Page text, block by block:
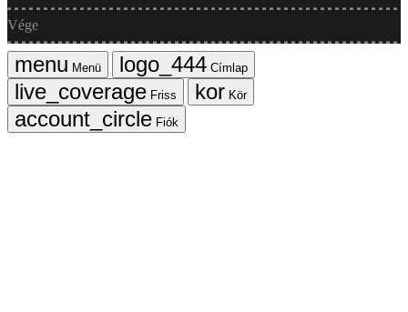
Vége
Menü
Címlap
Friss
Kör
Fiók